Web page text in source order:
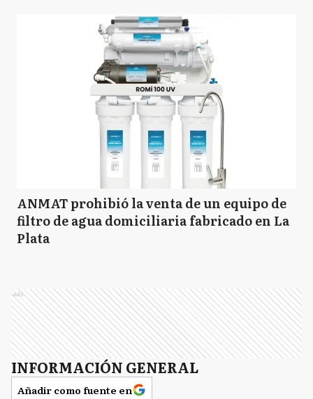
Campana
Cañuelas
Capitán Sarmiento
CC Carlos Casares
CT Carlos Tejedor
CD Carmen de Areco
ANMAT prohibió la venta de un equipo de
filtro de agua domiciliaria fabricado en La
Plata
Ads
INFORMACIÓN GENERAL
Añadir como fuente en